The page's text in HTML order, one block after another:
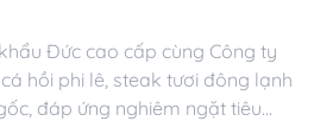
Đức cao cấp cùng Công ty
hồi phi lê, steak tươi đông lạnh
đáp ứng nghiêm ngặt tiêu